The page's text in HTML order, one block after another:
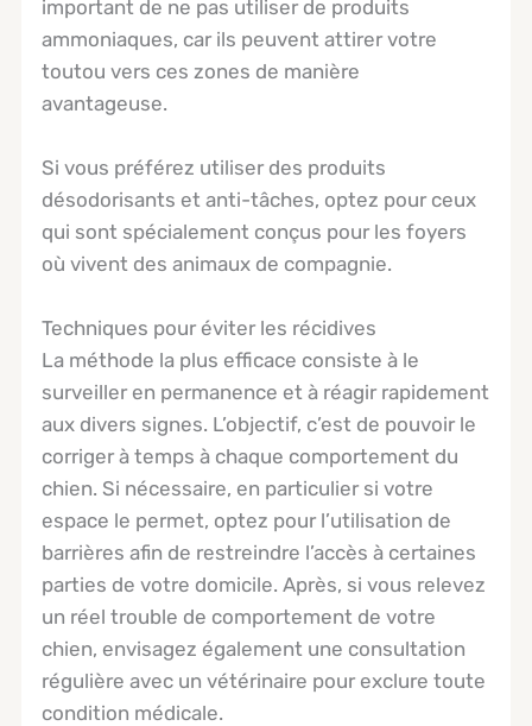
important de ne pas utiliser de produits
ammoniaques, car ils peuvent attirer votre
toutou vers ces zones de manière
avantageuse.
Si vous préférez utiliser des produits
désodorisants et anti-tâches, optez pour ceux
qui sont spécialement conçus pour les foyers
où vivent des animaux de compagnie.
Techniques pour éviter les récidives
La méthode la plus efficace consiste à le
surveiller en permanence et à réagir rapidement
aux divers signes. L’objectif, c’est de pouvoir le
corriger à temps à chaque comportement du
chien. Si nécessaire, en particulier si votre
espace le permet, optez pour l’utilisation de
barrières afin de restreindre l’accès à certaines
parties de votre domicile. Après, si vous relevez
un réel trouble de comportement de votre
chien, envisagez également une consultation
régulière avec un vétérinaire pour exclure toute
condition médicale.